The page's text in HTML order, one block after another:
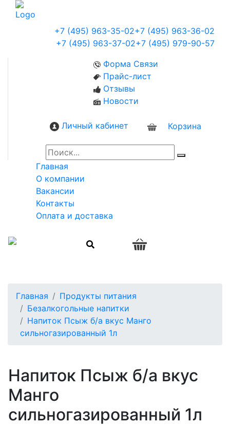
+7 (495) 963-35-02+7 (495) 963-36-02
+7 (495) 963-37-02+7 (495) 979-90-57
Форма Связи
Прайс-лист
Отзывы
Новости
Личный кабинет Корзина
Главная
О компании
Вакансии
Контакты
Оплата и доставка
Главная
Продукты питания
Безалкогольные напитки
Напиток Псыж б/а вкус Манго
сильногазированный 1л
Напиток Псыж б/а вкус
Манго
сильногазированный 1л